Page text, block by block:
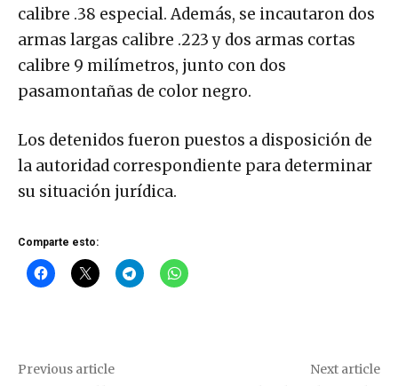
calibre .38 especial. Además, se incautaron dos
armas largas calibre .223 y dos armas cortas
calibre 9 milímetros, junto con dos
pasamontañas de color negro.
Los detenidos fueron puestos a disposición de
la autoridad correspondiente para determinar
su situación jurídica.
Comparte esto:
Previous article Next article